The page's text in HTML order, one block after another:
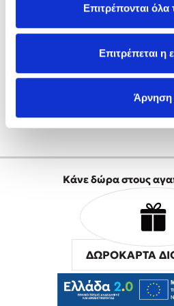
Επιτρέπονται
Επιτρέπεται η
Άρνηση
Mel Robbins
Η μέθοδος
Δημοφιλείς Συγγραφείς
Φυστίκι ΠουΚυλάει
Παύλος Καστανάς
Δημιουργία
Κάνε δώρα στους
ΔΩΡΟΚΑΡΤΑ